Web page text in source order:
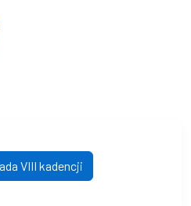
VIII kadencji